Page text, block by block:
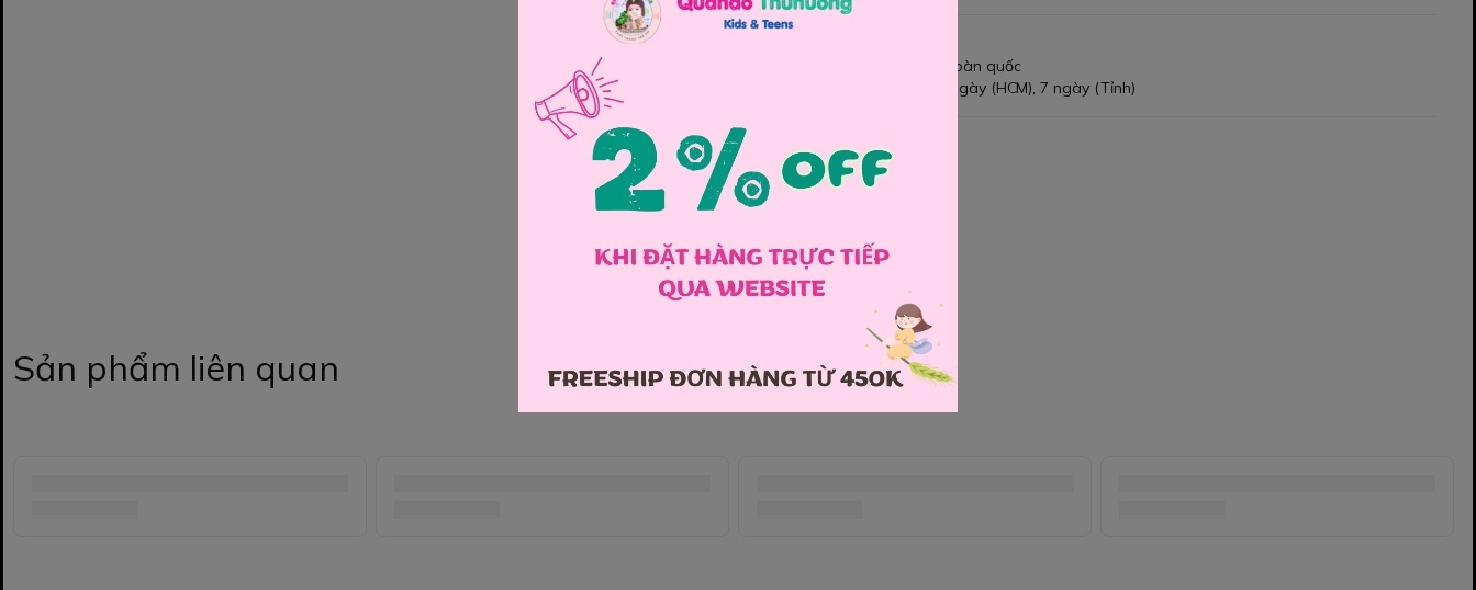
Giao hàng toàn quốc
Đổi hàng 3 ngày (HCM), 7 ngày (Tỉnh)
Chia sẻ
Sản phẩm liên quan